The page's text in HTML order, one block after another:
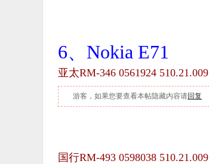
6、Nokia E71
亚太RM-346 0561924 510.21.009
游客，如果您要查看本帖隐藏内容请回复
国行RM-493 0598038 510.21.009